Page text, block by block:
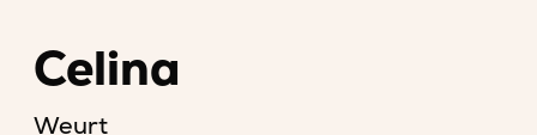
Celina
Weurt